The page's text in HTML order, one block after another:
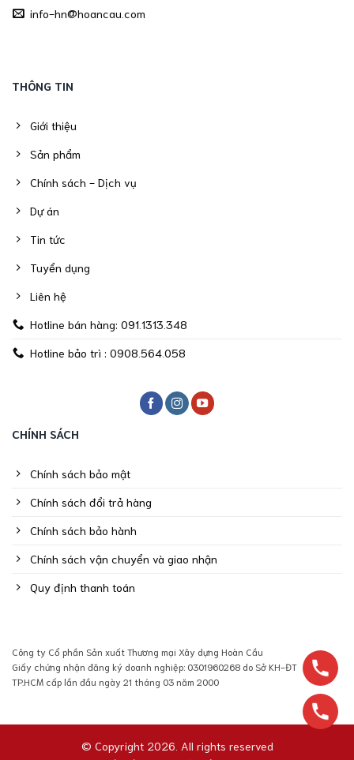
info-hn@hoancau.com
THÔNG TIN
Giới thiệu
Sản phẩm
Chính sách - Dịch vụ
Dự án
Tin tức
Tuyển dụng
Liên hệ
Hotline bán hàng: 091.1313.348
Hotline bảo trì : 0908.564.058
CHÍNH SÁCH
Chính sách bảo mật
Chính sách đổi trả hàng
Chính sách bảo hành
Chính sách vận chuyển và giao nhận
Quy định thanh toán
Công ty Cổ phần Sản xuất Thương mại Xây dựng Hoàn Cầu
Giấy chứng nhận đăng ký doanh nghiệp: 0301960268 do Sở KH-ĐT
TP.HCM cấp lần đầu ngày 21 tháng 03 năm 2000
© Copyright 2026. All rights reserved